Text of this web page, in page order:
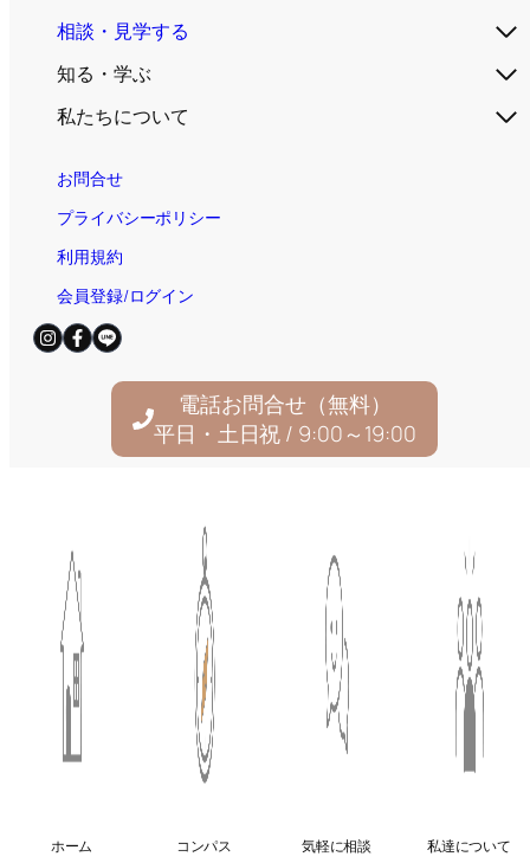
相談・見学する
知る・学ぶ
私たちについて
お問合せ
プライバシーポリシー
利用規約
会員登録/ログイン
電話お問合せ（無料）
平日・土日祝 / 9:00～19:00
© 2025
ホーム コンパス 気軽に相談 私達について